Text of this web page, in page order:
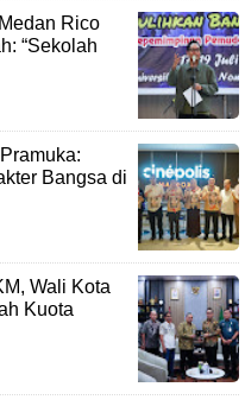
Rico
“Sekolah
Bangsa di
Wali Kota
Kuota